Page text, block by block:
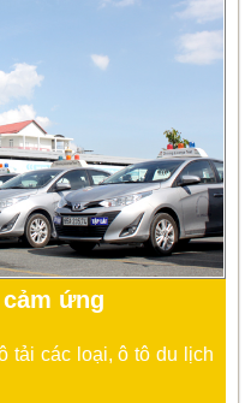
ứng
tải các loại, ô tô du lịch